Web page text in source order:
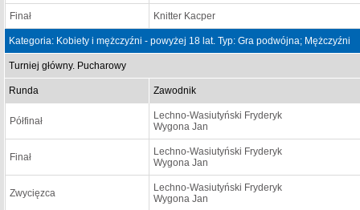
Finał Knitter Kacper
Kategoria: Kobiety i mężczyźni - powyżej 18 lat. Typ: Gra podwójna; Mężczyźni
Turniej główny. Pucharowy
Runda Zawodnik
Półfinał
Lechno-Wasiutyński Fryderyk
Wygona Jan
Finał
Lechno-Wasiutyński Fryderyk
Wygona Jan
Zwycięzca
Lechno-Wasiutyński Fryderyk
Wygona Jan